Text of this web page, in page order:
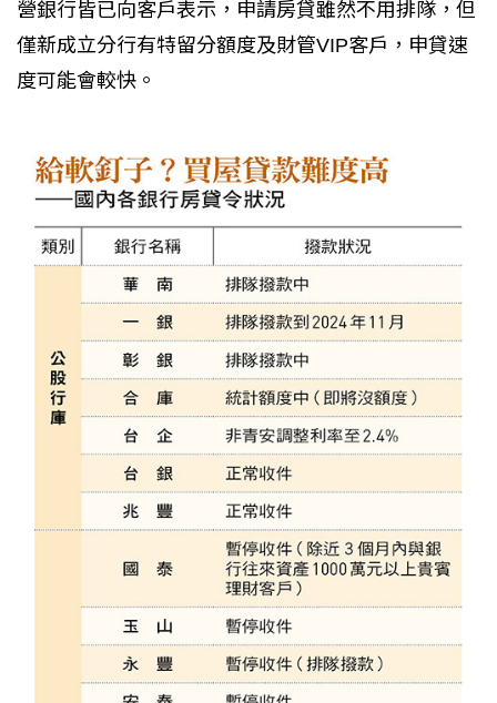
營銀行皆已向客戶表示，申請房貸雖然不用排隊，但
僅新成立分行有特留分額度及財管VIP客戶，申貸速
度可能會較快。